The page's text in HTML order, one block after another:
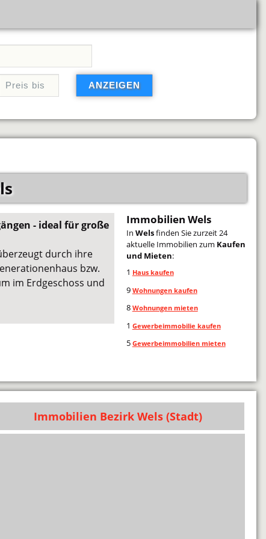
- ideal für große
durch ihre
bzw.
im Erdgeschoss und
Immobilien Wels
In Welsfinden Sie zurzeit 24
aktuelle Immobilien zum Kaufen
und Mieten:
1 Haus kaufen
9 Wohnungen kaufen
8 Wohnungen mieten
1 Gewerbeimmobilie kaufen
5 Gewerbeimmobilien mieten
Immobilien Bezirk Wels (Stadt)